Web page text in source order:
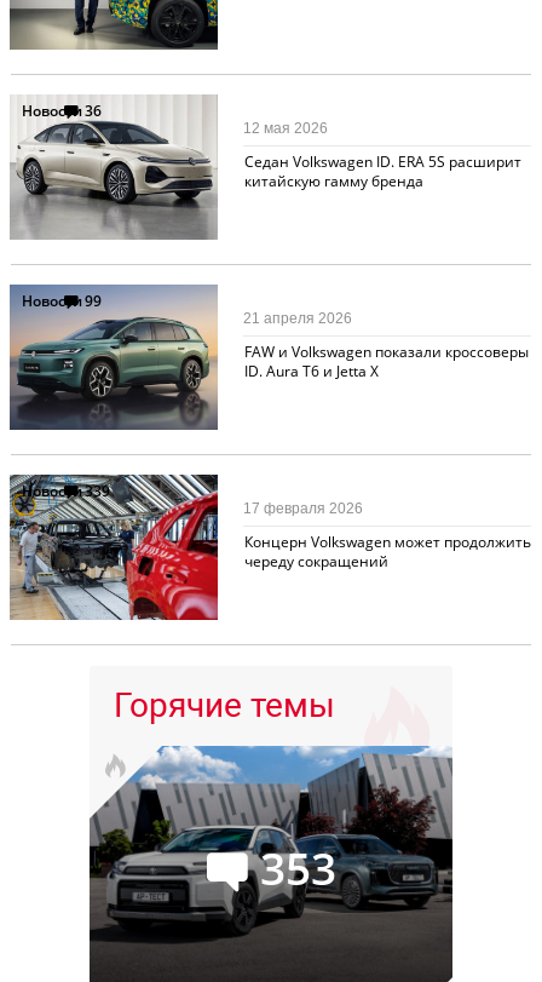
Новости36
Cедан Volkswagen ID. ERA 5S расширит
китайскую гамму бренда
12 мая 2026
Новости99
FAW и Volkswagen показали кроссоверы
ID. Aura T6 и Jettа X
21 апреля 2026
Новости339
Концерн Volkswagen может продолжить
череду сокращений
17 февраля 2026
Горячие темы
353